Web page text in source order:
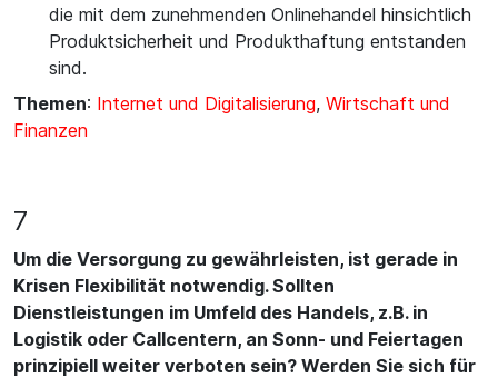
die mit dem zunehmenden Onlinehandel hinsichtlich
Produktsicherheit und Produkthaftung entstanden
sind.
Themen: Internet und Digitalisierung, Wirtschaft und
Finanzen
7
Um die Versorgung zu gewährleisten, ist gerade in
Krisen Flexibilität notwendig. Sollten
Dienstleistungen im Umfeld des Handels, z.B. in
Logistik oder Callcentern, an Sonn- und Feiertagen
prinzipiell weiter verboten sein? Werden Sie sich für